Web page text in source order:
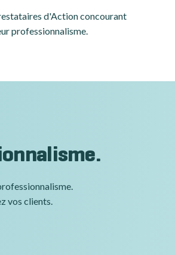
d'Action concourant
professionnalisme.
vos clients.